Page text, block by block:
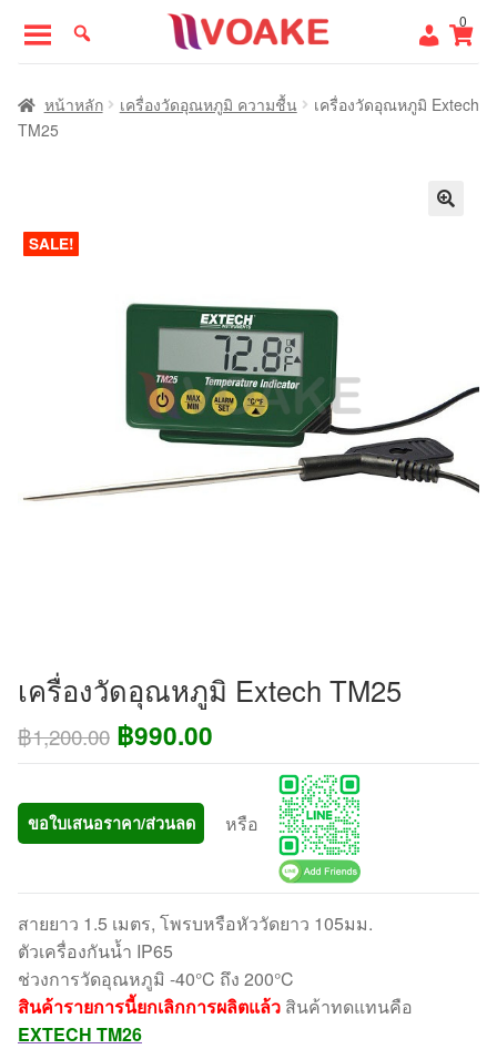
to
navigation
to
content
0
หน้าแรก
หน้าหลัก เครื่องวัดอุณหภูมิ ความชื้น
เครื่องวัดอุณหภูมิ Extech
TM25
SALE!
เครื่องวัดอุณหภูมิ Extech TM25
฿1,200.00 Original
price
was:
฿1,200.00.
฿990.00
price
is:
฿990.00.
ขอใบเสนอราคา/ส่วนลด หรือ
สายยาว 1.5 เมตร, โพรบหรือหัววัดยาว 105มม.
ตัวเครื่องกันน้ำ IP65
ช่วงการวัดอุณหภูมิ -40°C ถึง 200°C
สินค้ารายการนี้ยกเลิกการผลิตแล้ว สินค้าทดแทนคือ
EXTECH TM26